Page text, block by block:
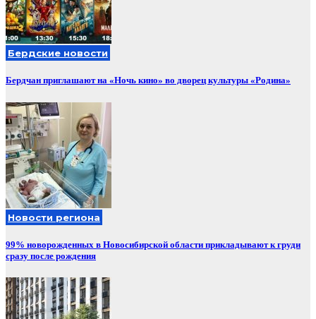
Бердские новости
Бердчан приглашают на «Ночь кино» во дворец культуры «Родина»
Новости региона
99% новорожденных в Новосибирской области прикладывают к груди
сразу после рождения